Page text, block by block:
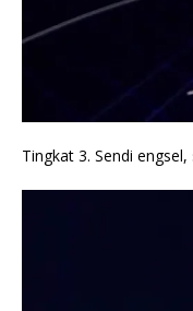
Tingkat 3. Sendi